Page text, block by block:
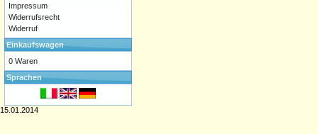
Impressum
Widerrufsrecht
Widerruf
Einkaufswagen
0 Waren
Sprachen
15.01.2014